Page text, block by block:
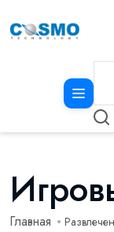
Главная